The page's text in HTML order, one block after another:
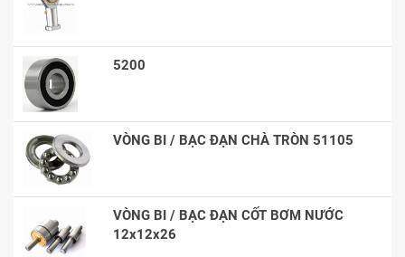
5200
VÒNG BI / BẠC ĐẠN CHÀ TRÒN 51105
VÒNG BI / BẠC ĐẠN CỐT BƠM NƯỚC
12x12x26